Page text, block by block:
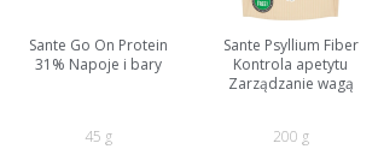
Sante Go On Protein
31% Napoje i bary
45 g
Sante Psyllium Fiber
Kontrola apetytu
Zarządzanie wagą
200 g